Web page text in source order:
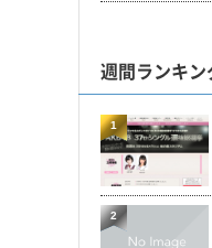
週間ランキン
1
2